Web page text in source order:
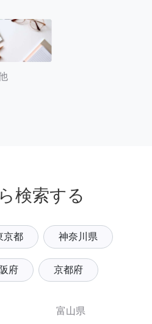
検索する
京都 神奈川県
府 京都府
富山県